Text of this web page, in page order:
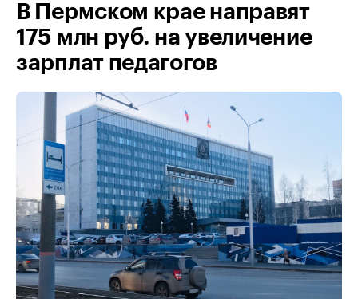
В Пермском крае направят
175 млн руб. на увеличение
зарплат педагогов